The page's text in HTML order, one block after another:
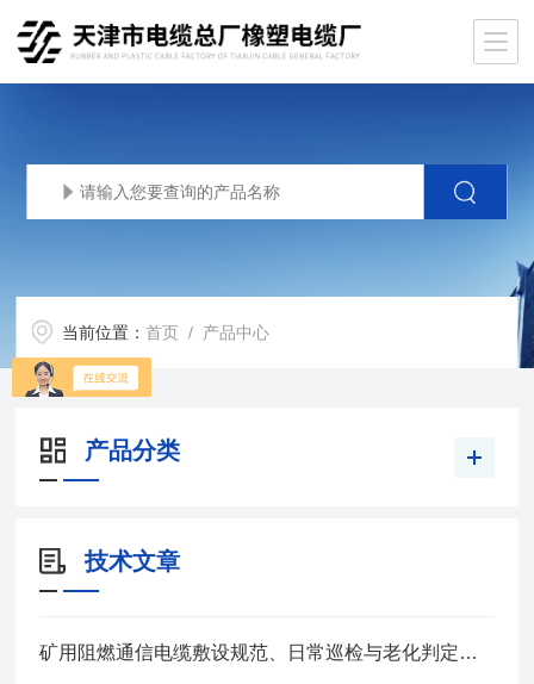
当前位置：首页 / 产品中心
产品分类
技术文章
矿用阻燃通信电缆敷设规范、日常巡检与老化判定方法